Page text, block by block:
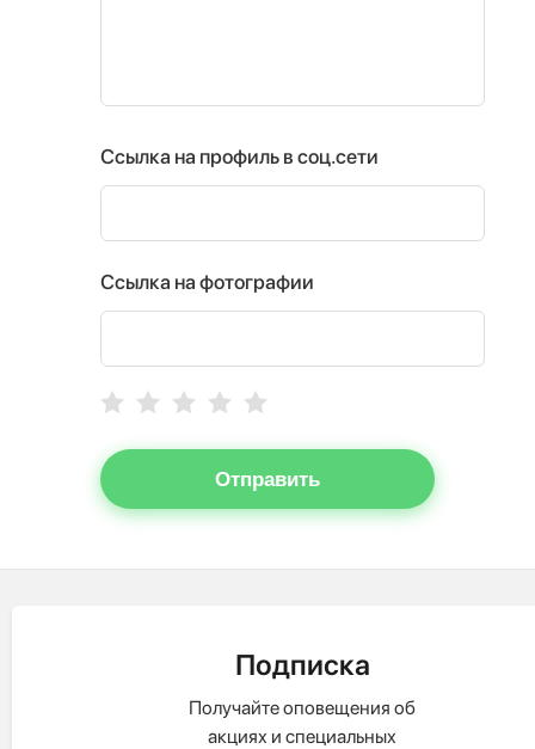
Ссылка на профиль в соц.сети
Ссылка на фотографии
Отправить
Подписка
Получайте оповещения об
акциях и специальных